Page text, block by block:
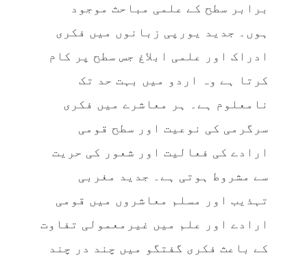
برابر سطح کے علمی مباحث موجود
ہوں۔ جدید یورپی زبانوں میں فکری
ادراک اور علمی ابلاغ جس سطح پر کام
کرتا ہے وہ اردو میں بہت حد تک
نامعلوم ہے۔ ہر معاشرے میں فکری
سرگرمی کی نوعیت اور سطح قومی
ارادے کی فعالیت اور شعور کی حریت
سے مشروط ہوتی ہے۔ جدید مغربی
تہذیب اور مسلم معاشروں میں قومی
ارادے اور علم میں غیرمعمولی تفاوت
کے باعث فکری گفتگو میں چند در چند